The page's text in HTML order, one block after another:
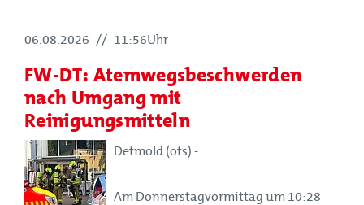
06.08.2026 // 11:56Uhr
FW-DT: Atemwegsbeschwerden
nach Umgang mit
Reinigungsmitteln
Detmold (ots) -
Am Donnerstagvormittag um 10:28